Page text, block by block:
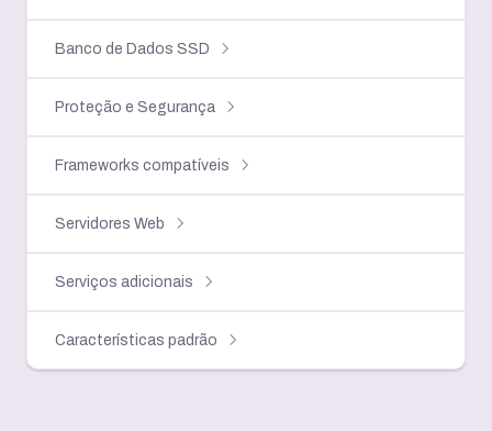
Banco de Dados SSD
Proteção e Segurança
Frameworks compatíveis
Servidores Web
Serviços adicionais
Características padrão